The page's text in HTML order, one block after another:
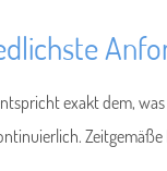
exakt dem,